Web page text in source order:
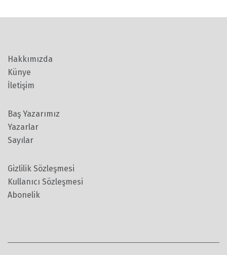
Hakkımızda
Künye
İletişim
Baş Yazarımız
Yazarlar
Sayılar
Gizlilik Sözleşmesi
Kullanıcı Sözleşmesi
Abonelik